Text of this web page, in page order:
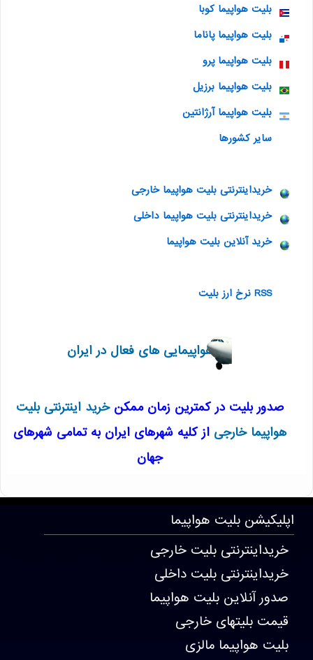
بلیت هواپیما کوبا
بلیت هواپیما پاناما
بلیت هواپیما پرو
بلیت هواپیما برزیل
بلیت هواپیما آرژانتین
سایر کشورها
خریداینترنتی بلیت هواپیما خارجی
خریداینترنتی بلیت هواپیما داخلی
خرید آنلاین بلیت هواپیما
RSS نرخ ارز بلیت
هواپیمایی های فعال در ایران
صدور بلیت در کمترین زمان ممکنخرید اینترنتی بلیت
هواپیما خارجیاز کلیه شهرهای ایران به تمامی شهرهای
جهان
اپلیکیشن بلیت هواپیما
خریداینترنتی بلیت خارجی
خریداینترنتی بلیت داخلی
صدور آنلاین بلیت هواپیما
قیمت بلیتهای خارجی
بلیت هواپیما مالزی